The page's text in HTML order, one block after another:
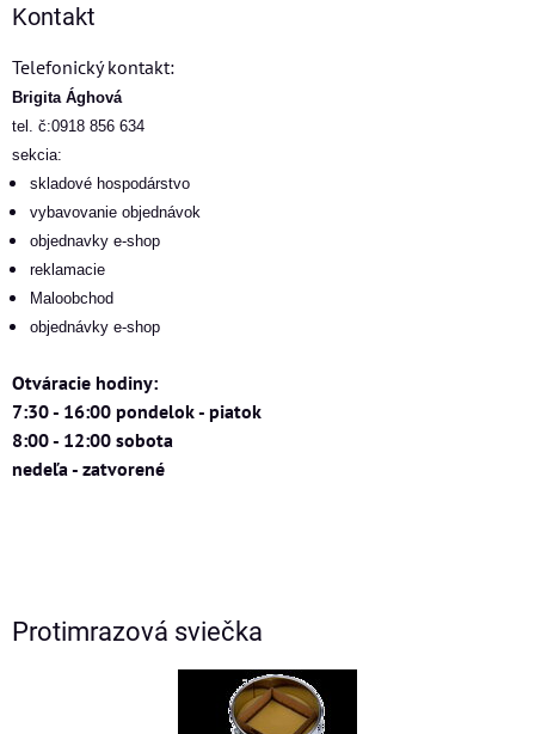
Kontakt
Telefonický kontakt:
Brigita Ághová
tel. č:0918 856 634
sekcia:
skladové hospodárstvo
vybavovanie objednávok
objednavky e-shop
reklamacie
Maloobchod
objednávky e-shop
Otváracie hodiny:
7:30 - 16:00 pondelok - piatok
8:00 - 12:00 sobota
nedeľa - zatvorené
Protimrazová sviečka